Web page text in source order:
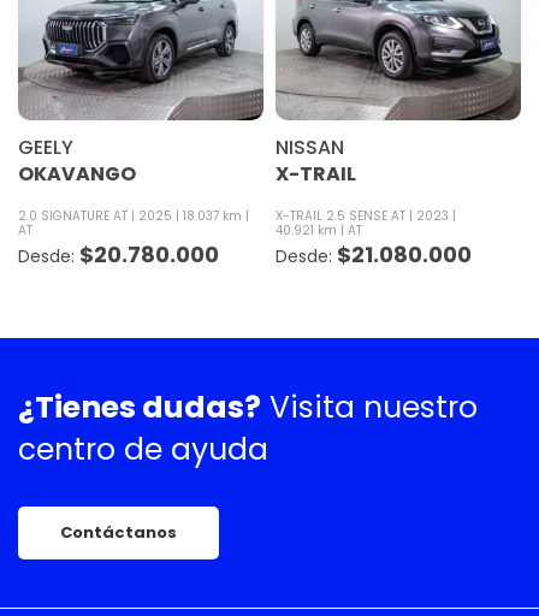
GEELY
OKAVANGO
2.0 SIGNATURE AT 2025
18.037 km
AT
$20.780.000
NISSAN
X-TRAIL
X-TRAIL 2.5 SENSE AT
2023
40.921 km
AT
$21.080.000
¿Tienes dudas? Visita nuestro
centro de ayuda
Contáctanos